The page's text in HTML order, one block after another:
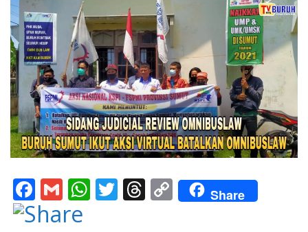
F
ac
G
m
W T T C
o
Share